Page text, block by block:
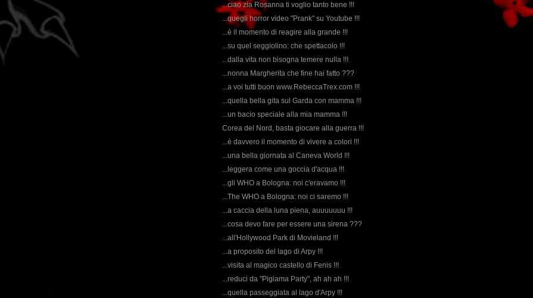
...ciao zia Rosanna ti voglio tanto bene !!!
...quegli horror video "Prank" su Youtube !!!
...è il momento di reagire alla grande !!!
...su quel seggiolino: che spettacolo !!!
...dalla vita non bisogna temere nulla !!!
...nonna Margherita che fine hai fatto ???
...a voi tutti buon www.RebeccaTrex.com !!!
...quella bella gita sul Garda con mamma !!!
...un bacio speciale alla mia mamma !!!
Corea del Nord, basta giocare alla guerra !!!
...è davvero il momento di vivere a colori !!!
...una bella giornata al Caneva World !!!
...leggera come una goccia d'acqua !!!
...gli WHO a Bologna: noi c'eravamo !!!
...The WHO a Bologna: noi ci saremo !!!
...a caccia della luna piena, auuuuuuu !!!
...cosa devo fare per essere una sirena ???
...all'Hollywood Park di Movieland !!!
...a proposito del lago di Arpy !!!
...visita al magico castello di Fenis !!!
...reduci da "Pigiama Party", ah ah ah !!!
...quella passeggiata al lago d'Arpy !!!